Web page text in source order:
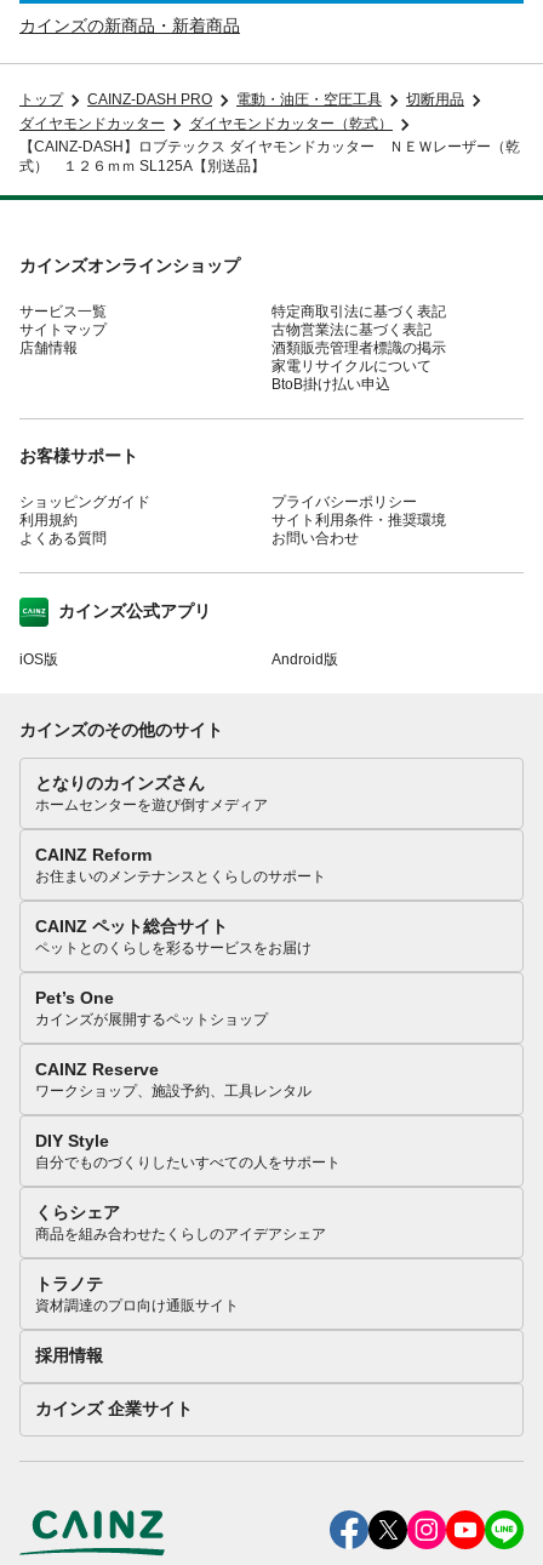
カインズの新商品・新着商品
トップ CAINZ-DASH PRO 電動・油圧・空圧工具
切断用品
ダイヤモンドカッター
ダイヤモンドカッター（乾式）
【CAINZ-DASH】ロブテックス ダイヤモンドカッター ＮＥＷレーザー（乾
式） １２６ｍｍ SL125A【別送品】
カインズオンラインショップ
サービス一覧
サイトマップ
店舗情報
特定商取引法に基づく表記
古物営業法に基づく表記
酒類販売管理者標識の掲示
家電リサイクルについて
BtoB掛け払い申込
お客様サポート
ショッピングガイド
利用規約
よくある質問
プライバシーポリシー
サイト利用条件・推奨環境
お問い合わせ
カインズ公式アプリ
iOS版 Android版
カインズのその他のサイト
となりのカインズさん
ホームセンターを遊び倒すメディア
CAINZ Reform
お住まいのメンテナンスとくらしのサポート
CAINZ ペット総合サイト
ペットとのくらしを彩るサービスをお届け
Pet’s One
カインズが展開するペットショップ
CAINZ Reserve
ワークショップ、施設予約、工具レンタル
DIY Style
自分でものづくりしたいすべての人をサポート
くらシェア
商品を組み合わせたくらしのアイデアシェア
トラノテ
資材調達のプロ向け通販サイト
採用情報
カインズ 企業サイト